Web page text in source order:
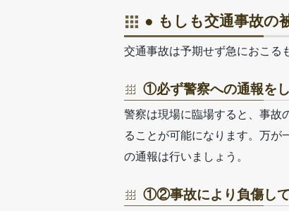
● もしも交通事故の
交通事故は予期せず急におこる
①必ず警察への通報をし
警察は現場に臨場すると、事故
ることが可能になります。万
の通報は行いましょう。
①②事故により負傷して